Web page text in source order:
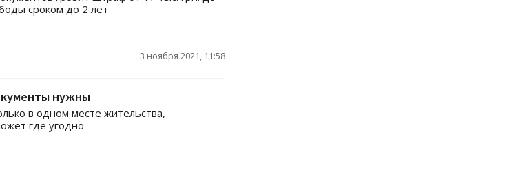
сроком до 2 лет
3 ноября 2021, 11:58
нужны
в одном месте жительства,
где угодно